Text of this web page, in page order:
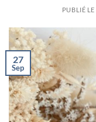
PUBLIÉ LE
27
Sep